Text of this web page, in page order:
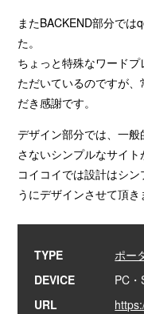
またBACKEND部分では
た。
ちょっと特殊なワード
ただいているのですが
だき感謝です。
デザイン部分では、一
さないシンプルなサイト
コイコイでは設計はシ
うにデザインさせて頂き
TYPE ポー
DEVICE
PC・
URL